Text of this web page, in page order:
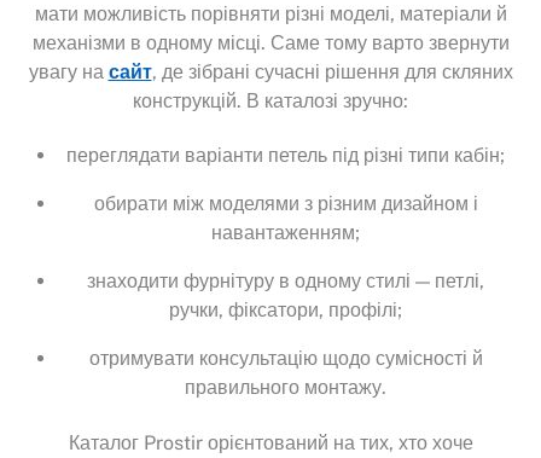
мати можливість порівняти різні моделі, матеріали й
механізми в одному місці. Саме тому варто звернути
увагу на сайт, де зібрані сучасні рішення для скляних
конструкцій. В каталозі зручно:
переглядати варіанти петель під різні типи кабін;
обирати між моделями з різним дизайном і
навантаженням;
знаходити фурнітуру в одному стилі — петлі,
ручки, фіксатори, профілі;
отримувати консультацію щодо сумісності й
правильного монтажу.
Каталог Prostir орієнтований на тих, хто хоче